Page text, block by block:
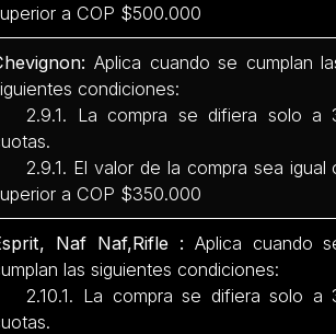
a COP $500.000
Aplica cuando se cumplan
condiciones:
2.9.1. La compra se difiera solo a
2.9.1. El valor de la compra sea igual
a COP $350.000
Naf Naf,Rifle : Aplica cuando
las siguientes condiciones:
2.10.1. La compra se difiera solo a